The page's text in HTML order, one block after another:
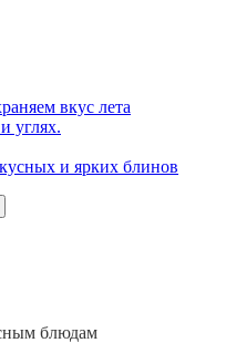
вкус лета
углях.
и ярких блинов
блюдам